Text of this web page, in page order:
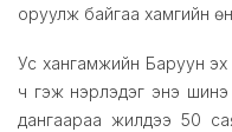
оруулж байгаа хамгийн
Ус хангамжийн Баруун
ч гэж нэрлэдэг энэ
дангаараа жилдээ 50